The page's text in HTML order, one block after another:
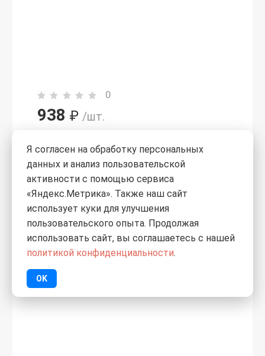
0
938 ₽ /шт.
интерьерная Bindo 3
глубокоматовая BW 1л
Я согласен на обработку персональных
данных и анализ пользовательской
активности с помощью сервиса
«Яндекс.Метрика». Также наш сайт
использует куки для улучшения
пользовательского опыта. Продолжая
использовать сайт, вы соглашаетесь с нашей
политикой конфиденциальности.
OK